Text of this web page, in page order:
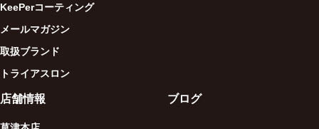
KeePerコーティング
メールマガジン
取扱ブランド
トライアスロン
店舗情報 ブログ